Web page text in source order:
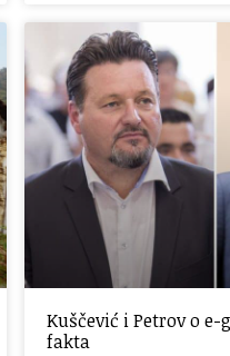
Kuščević i Petrov o e-
fakta